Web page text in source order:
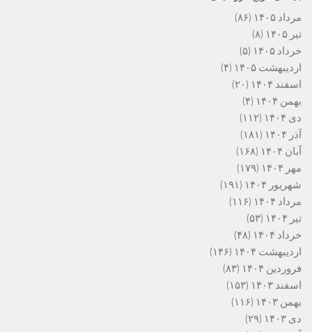
مرداد ۱۴۰۵
(۸۶)
تیر ۱۴۰۵
(۸)
خرداد ۱۴۰۵
(۵)
اردیبهشت ۱۴۰۵
(۴)
اسفند ۱۴۰۴
(۲۰)
بهمن ۱۴۰۴
(۴)
دی ۱۴۰۴
(۱۱۲)
آذر ۱۴۰۴
(۱۸۱)
آبان ۱۴۰۴
(۱۶۸)
مهر ۱۴۰۴
(۱۷۹)
شهریور ۱۴۰۴
(۱۹۱)
مرداد ۱۴۰۴
(۱۱۶)
تیر ۱۴۰۴
(۵۳)
خرداد ۱۴۰۴
(۴۸)
اردیبهشت ۱۴۰۴
(۱۴۶)
فروردین ۱۴۰۴
(۸۳)
اسفند ۱۴۰۳
(۱۵۳)
بهمن ۱۴۰۳
(۱۱۶)
دی ۱۴۰۳
(۲۹)